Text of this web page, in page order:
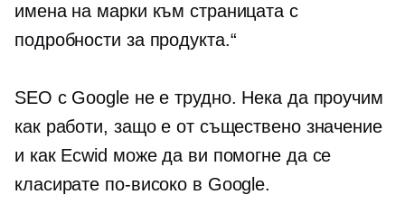
имена на марки към страницата с
подробности за продукта.“
SEO с Google не е трудно. Нека да проучим
как работи, защо е от съществено значение
и как Ecwid може да ви помогне да се
класирате по-високо в Google.